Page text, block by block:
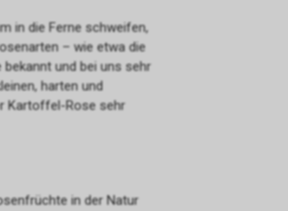
in die Ferne schweifen,
– wie etwa die
und bei uns sehr
harten und
Kartoffel-Rose sehr
in der Natur